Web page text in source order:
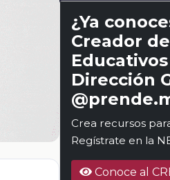
¿Ya
Creador
Dirección
Crea recursos
Regístrate en la
Conoce al